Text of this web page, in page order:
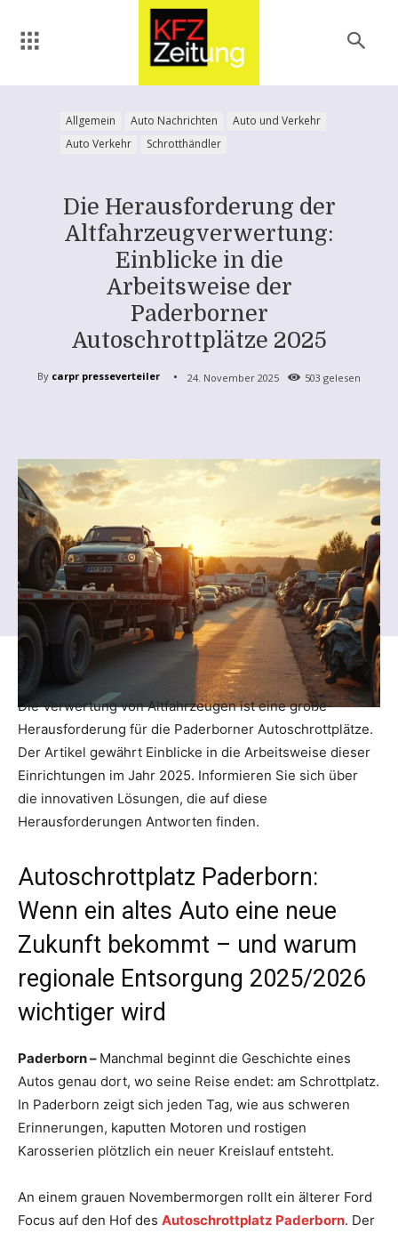
Allgemein Auto Nachrichten
Auto und Verkehr
Auto Verkehr
Schrotthändler
Die Herausforderung der
Altfahrzeugverwertung:
Einblicke in die
Arbeitsweise der
Paderborner
Autoschrottplätze 2025
By carpr presseverteiler 24. November 2025 503 gelesen
Die Verwertung von Altfahrzeugen ist eine große
Herausforderung für die Paderborner Autoschrottplätze.
Der Artikel gewährt Einblicke in die Arbeitsweise dieser
Einrichtungen im Jahr 2025. Informieren Sie sich über
die innovativen Lösungen, die auf diese
Herausforderungen Antworten finden.
Autoschrottplatz Paderborn:
Wenn ein altes Auto eine neue
Zukunft bekommt – und warum
regionale Entsorgung 2025/2026
wichtiger wird
Paderborn – Manchmal beginnt die Geschichte eines
Autos genau dort, wo seine Reise endet: am Schrottplatz.
In Paderborn zeigt sich jeden Tag, wie aus schweren
Erinnerungen, kaputten Motoren und rostigen
Karosserien plötzlich ein neuer Kreislauf entsteht.
An einem grauen Novembermorgen rollt ein älterer Ford
Focus auf den Hof des Autoschrottplatz Paderborn. Der